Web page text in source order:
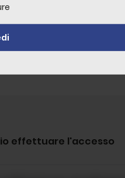
effettuare l'accesso